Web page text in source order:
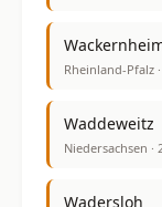
Rheinland-Pfalz
Waddeweitz
Niedersachsen ·
Wadersloh